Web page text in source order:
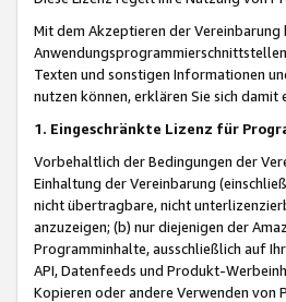
Mit dem Akzeptieren der
Texten und sonstigen Informationen
nutzen können, erklären Sie sich damit
1. Eingeschränkte Lizenz für
Vorbehaltlich der Bedingungen der
Einhaltung der Vereinbarung
nicht übertragbare, nicht
anzuzeigen; (b) nur diejenigen der
Programminhalte, ausschließlich auf
API, Datenfeeds und Produkt-
Kopieren oder andere Verwenden